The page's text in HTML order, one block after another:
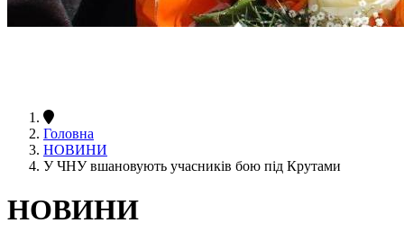
Головна
НОВИНИ
У ЧНУ вшановують учасників бою під Крутами
НОВИНИ